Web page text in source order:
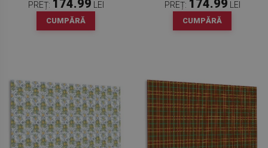
PREȚ: 174.99 LEI
CUMPĂRĂ
PREȚ: 174.99 LEI
CUMPĂRĂ